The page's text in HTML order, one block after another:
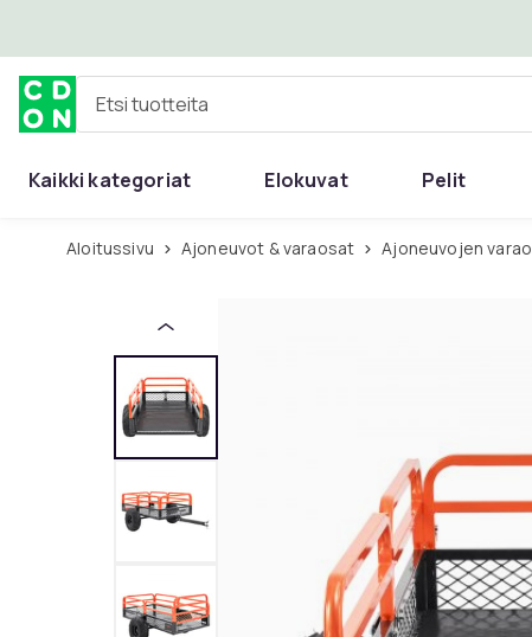
Etsi tuotteita
Kaikki kategoriat Elokuvat Pelit
Aloitussivu Ajoneuvot & varaosat Ajoneuvojen